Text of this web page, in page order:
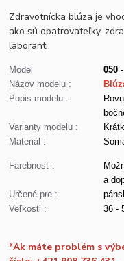
Zdravotnícka blúza je
ako sú opatrovateľky,
laboranti.
Model
050
Názov modelu :
Popis modelu :
Varianty modelu :
Materiál :
Farebnosť :
a
Určené pre :
Veľkosti :
36 -
*Ak máte problém s